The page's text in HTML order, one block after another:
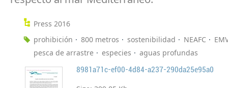
Press 2016
prohibición
800 metros sostenibilidad NEAFC
pesca de arrastre
especies aguas profundas
8981a71c-ef00-4d84-a237-290da25e95a0